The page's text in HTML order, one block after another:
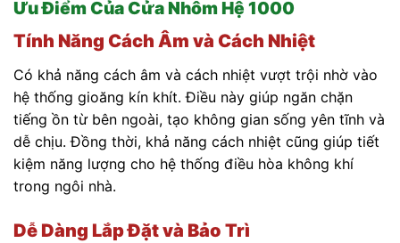
Ưu Điểm Của Cửa Nhôm Hệ 1000
Tính Năng Cách Âm và Cách Nhiệt
Có khả năng cách âm và cách nhiệt vượt trội nhờ vào
hệ thống gioăng kín khít. Điều này giúp ngăn chặn
tiếng ồn từ bên ngoài, tạo không gian sống yên tĩnh và
dễ chịu. Đồng thời, khả năng cách nhiệt cũng giúp tiết
kiệm năng lượng cho hệ thống điều hòa không khí
trong ngôi nhà.
Dễ Dàng Lắp Đặt và Bảo Trì